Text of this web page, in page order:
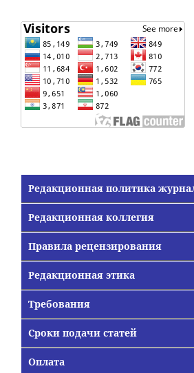
Редакционная политика
Редакционная коллегия
Правила рецензирования
Редакционная этика
Требования
Сроки подачи статей
Оплата